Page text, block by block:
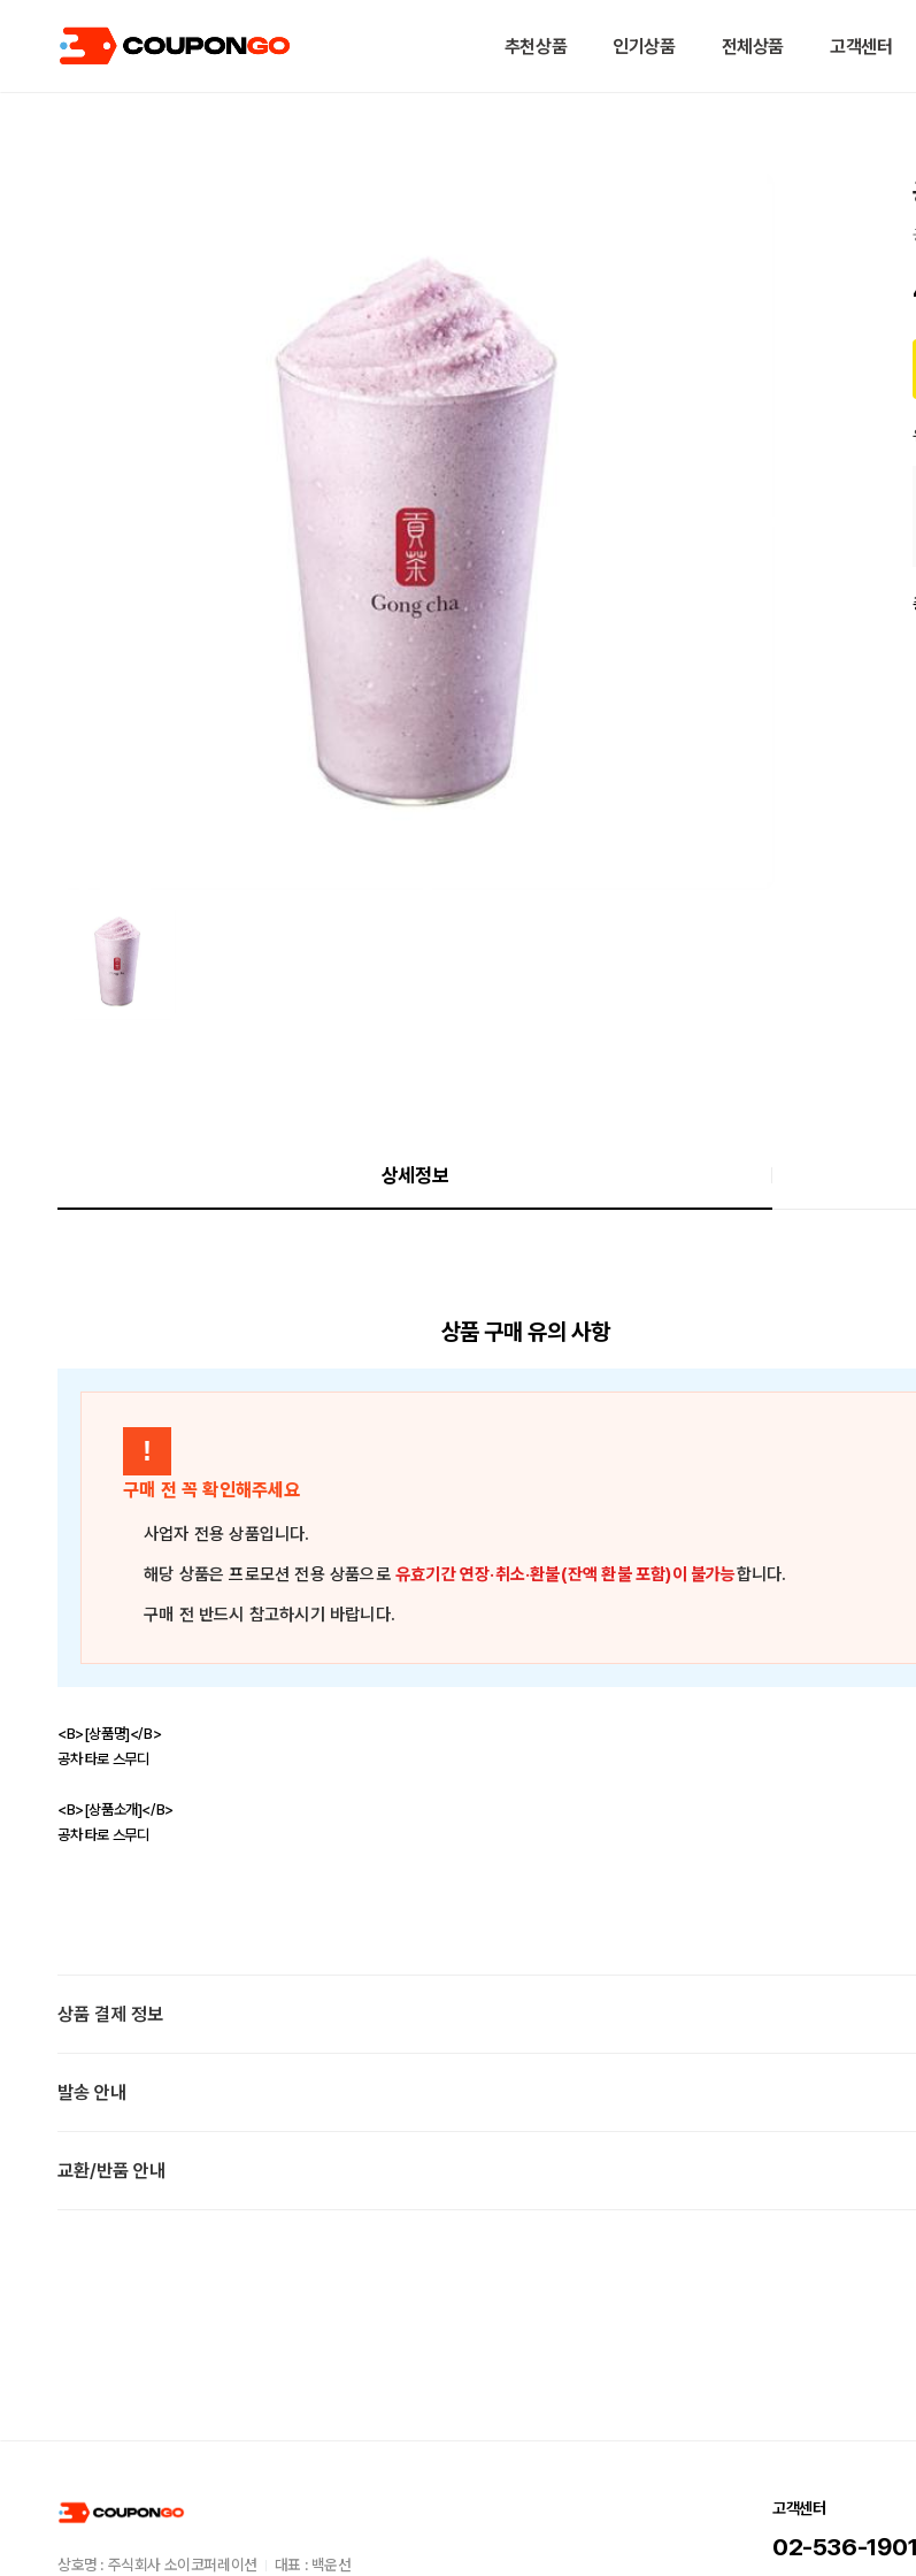
추천상품 인기상품 전체상품 고객센터
상세정보
상품 구매 유의 사항
!
구매 전 꼭 확인해주세요
사업자 전용 상품입니다.
해당 상품은프로모션 전용 상품으로유효기간 연장·취소·환불(잔액 환불 포함)이 불가능합니다.
구매 전 반드시 참고하시기 바랍니다.
<B>[상품명]</B>
공차 타로 스무디
<B>[상품소개]</B>
공차 타로 스무디
상품 결제 정보
발송 안내
교환/반품 안내
상호명 : 주식회사 소이코퍼레이션 대표 : 백운선
고객센터
02-536-1901